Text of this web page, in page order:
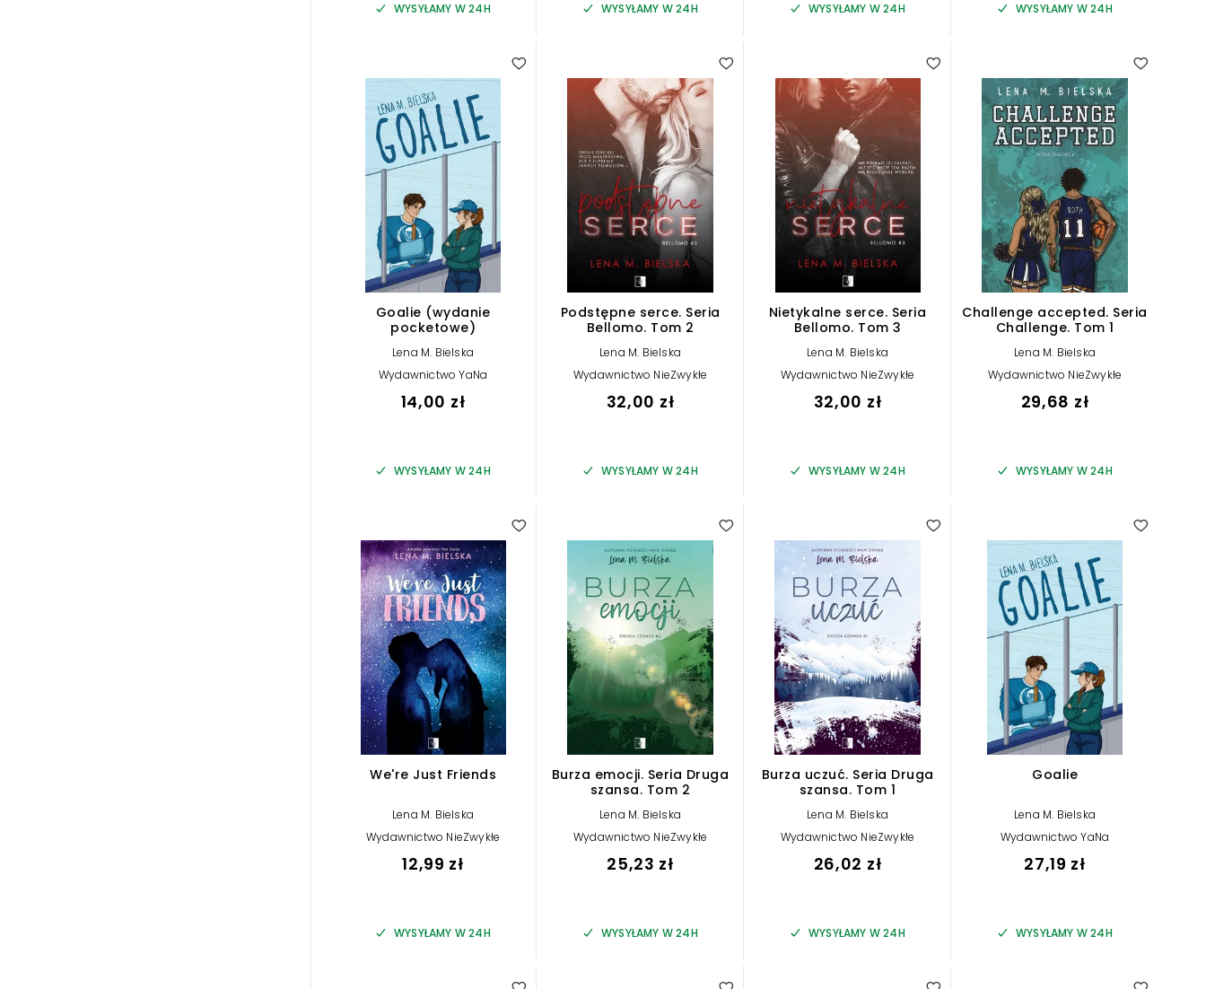
WYSYŁAMY W 24H WYSYŁAMY W 24H WYSYŁAMY W 24H WYSYŁAMY W 24H
Goalie (wydanie
pocketowe)
Lena M. Bielska
Wydawnictwo YaNa
14,00 zł
WYSYŁAMY W 24H
Podstępne serce. Seria
Bellomo. Tom 2
Lena M. Bielska
Wydawnictwo NieZwykłe
32,00 zł
WYSYŁAMY W 24H
Nietykalne serce. Seria
Bellomo. Tom 3
Lena M. Bielska
Wydawnictwo NieZwykłe
32,00 zł
WYSYŁAMY W 24H
Challenge accepted. Seria
Challenge. Tom 1
Lena M. Bielska
Wydawnictwo NieZwykłe
29,68 zł
WYSYŁAMY W 24H
We're Just Friends
Lena M. Bielska
Wydawnictwo NieZwykłe
12,99 zł
WYSYŁAMY W 24H
Burza emocji. Seria Druga
szansa. Tom 2
Lena M. Bielska
Wydawnictwo NieZwykłe
25,23 zł
WYSYŁAMY W 24H
Burza uczuć. Seria Druga
szansa. Tom 1
Lena M. Bielska
Wydawnictwo NieZwykłe
26,02 zł
WYSYŁAMY W 24H
Goalie
Lena M. Bielska
Wydawnictwo YaNa
27,19 zł
WYSYŁAMY W 24H